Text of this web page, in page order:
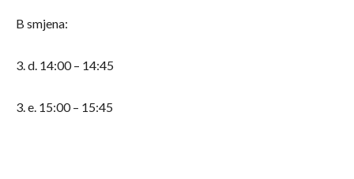
B smjena:
3. d. 14:00 – 14:45
3. e. 15:00 – 15:45